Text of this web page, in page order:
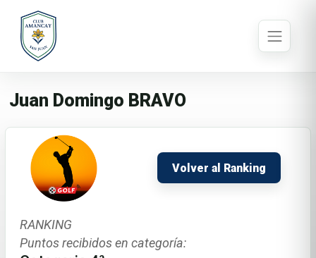
Juan Domingo BRAVO
Volver al Ranking
RANKING
Puntos recibidos en categoría: